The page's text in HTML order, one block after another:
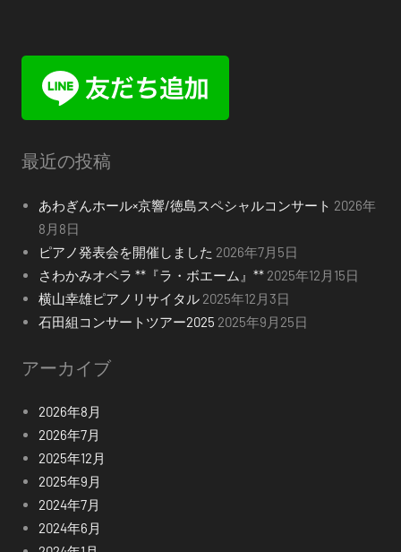
最近の投稿
あわぎんホール×京響/徳島スペシャルコンサート 2026年
8月8日
ピアノ発表会を開催しました 2026年7月5日
さわかみオペラ **『ラ・ボエーム』** 2025年12月15日
横山幸雄ピアノリサイタル 2025年12月3日
石田組コンサートツアー2025 2025年9月25日
アーカイブ
2026年8月
2026年7月
2025年12月
2025年9月
2024年7月
2024年6月